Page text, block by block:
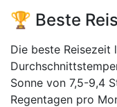
🏆 Beste
Die beste Reisezeit
Sonne von 7,5-9,4
Regentagen pro